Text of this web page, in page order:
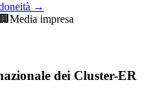
→
🏢 Media impresa
dei Cluster-ER